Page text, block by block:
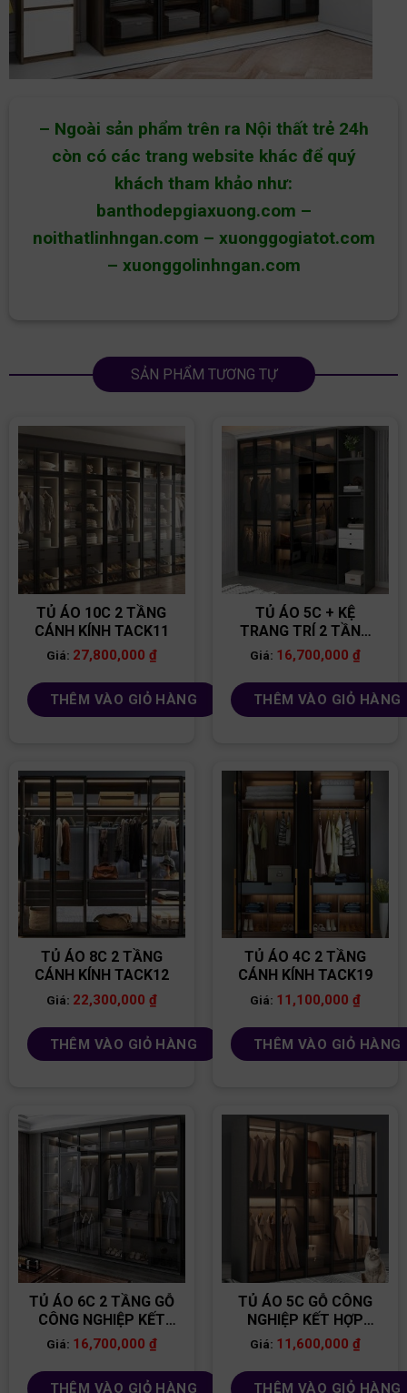
– Ngoài sản phẩm trên ra Nội thất trẻ 24h
còn có các trang website khác để quý
khách tham khảo như:
banthodepgiaxuong.com –
noithatlinhngan.com – xuonggogiatot.com
– xuonggolinhngan.com
SẢN PHẨM TƯƠNG TỰ
TỦ ÁO 10C 2 TẦNG
CÁNH KÍNH TACK11
Giá: 27,800,000 ₫
THÊM VÀO GIỎ HÀNG
TỦ ÁO 5C + KỆ
TRANG TRÍ 2 TẦNG
CÁNH KÍNH TACK02
Giá: 16,700,000₫
THÊM VÀO GIỎ HÀNG
TỦ ÁO 8C 2 TẦNG
CÁNH KÍNH TACK12
Giá: 22,300,000 ₫
THÊM VÀO GIỎ HÀNG
TỦ ÁO 4C 2 TẦNG
CÁNH KÍNH TACK19
Giá: 11,100,000₫
THÊM VÀO GIỎ HÀNG
TỦ ÁO 6C 2 TẦNG GỖ
CÔNG NGHIỆP KẾT
HỢP CÁNH KÍNH
CƯỜNG LỰC TACK24
Giá: 16,700,000 ₫
THÊM VÀO GIỎ HÀNG
TỦ ÁO 5C GỖ CÔNG
NGHIỆP KẾT HỢP
CÁNH KÍNH CƯỜNG
LỰC TACK25
Giá: 11,600,000₫
THÊM VÀO GIỎ HÀNG